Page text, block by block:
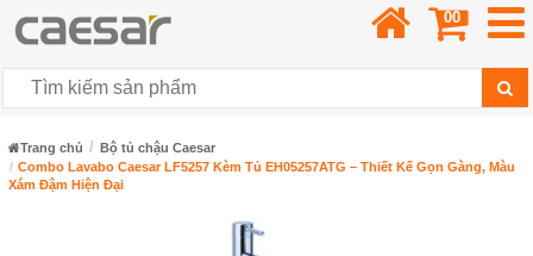
00
Trang chủ
Bộ tủ chậu Caesar
Combo Lavabo Caesar LF5257 Kèm Tủ EH05257ATG – Thiết Kế Gọn Gàng, Màu
Xám Đậm Hiện Đại